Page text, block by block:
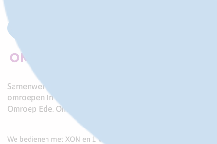
Samenwerkingsverband van drie lokale publieke
omroepen in de zuidelijke Gelderse Vallei:
Omroep Ede, Omroep Rhenen en Omroep 1 Vallei
We bedienen met XON en 1 VALLEI zes gemeenten: Ede,